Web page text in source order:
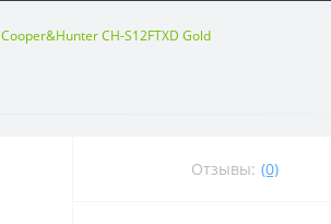
Cooper&Hunter CH-S12FTXD Gold
Отзывы: (0)